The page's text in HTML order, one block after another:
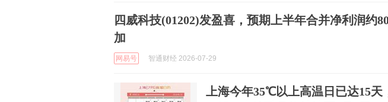
四威科技(01202)发盈喜，预期上半年合并净利润约
加
网易号 智通财经 2026-07-29
上海今年35℃以上高温日已达15天